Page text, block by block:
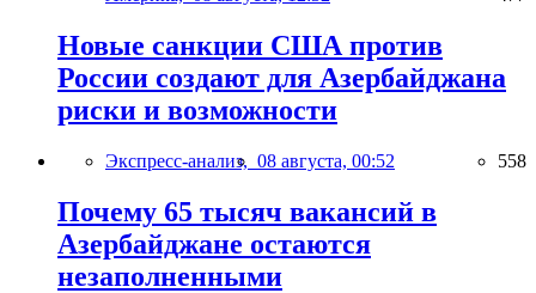
Новые санкции США против
России создают для Азербайджана
риски и возможности
Экспресс-анализ, 08 августа, 00:52 558
Почему 65 тысяч вакансий в
Азербайджане остаются
незаполненными